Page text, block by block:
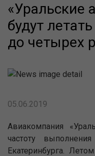
«Уральские
будут
до четырех
05.06.2019
Авиакомпания
частоту
Екатеринбурга.